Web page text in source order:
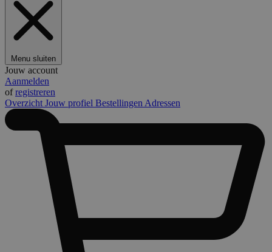
Menu sluiten
Jouw account
Aanmelden
ofregistreren
Overzicht Jouw profiel Bestellingen Adressen